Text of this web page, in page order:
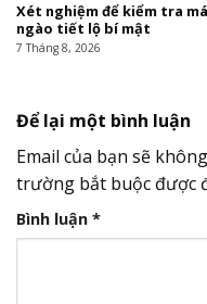
Xét nghiệm để kiểm tra
ngào tiết lộ bí mật
7 Tháng 8, 2026
Để lại một bình luận
Email của bạn sẽ
trường bắt buộc được
Bình luận *